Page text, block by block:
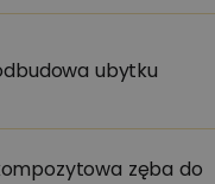
ubytku
zęba do